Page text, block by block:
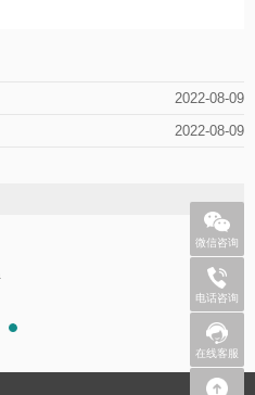
2022-08-09
2022-08-09
微信咨询
电话咨询
+86
在线客服